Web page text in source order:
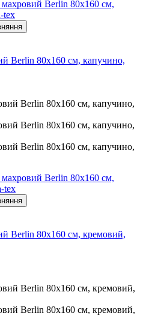
Berlin 80x160 см, капучино,
Berlin 80x160 см, кремовий,